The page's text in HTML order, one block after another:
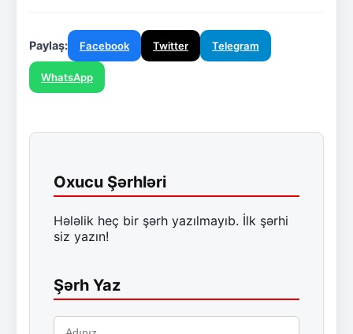
Paylaş: Facebook Twitter Telegram
WhatsApp
Oxucu Şərhləri
Hələlik heç bir şərh yazılmayıb. İlk şərhi
siz yazın!
Şərh Yaz